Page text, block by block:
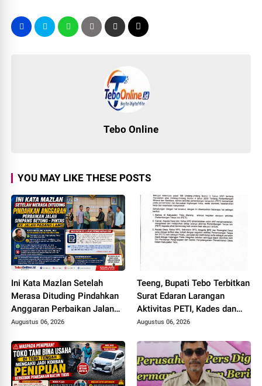
Tebo Online
YOU MAY LIKE THESE POSTS
Ini Kata Mazlan Setelah
Merasa Dituding Pindahkan
Anggaran Perbaikan Jalan
Simpang Betung - Pintas ke
Augustus 06, 2026
Teeng, Bupati Tebo Terbitkan
Surat Edaran Larangan
Aktivitas PETI, Kades dan
Perangkat Desa Yang
Augustus 06, 2026